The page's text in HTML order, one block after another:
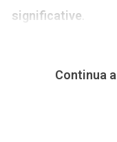
significative.
Continua